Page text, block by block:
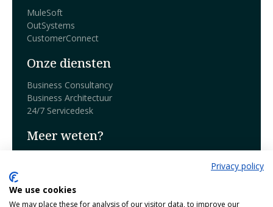
MuleSoft
OutSystems
CustomerConnect
Onze diensten
Business Consultancy
Business Architectuur
24/7 Servicedesk
Meer weten?
Over Harmony
Privacy policy
We use cookies
We may place these for analysis of our visitor data, to improve our